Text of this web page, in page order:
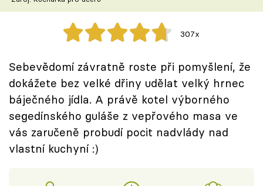
Speciál: Cuketa
Těhotnej kuchař
Sledujte prima+
Přihlášení
Sledujte nás
307x
Sebevědomí závratně roste při pomyšlení, že
dokážete bez velké dřiny udělat velký hrnec
báječného jídla. A právě kotel výborného
segedínského guláše z vepřového masa ve
vás zaručeně probudí pocit nadvlády nad
vlastní kuchyní :)